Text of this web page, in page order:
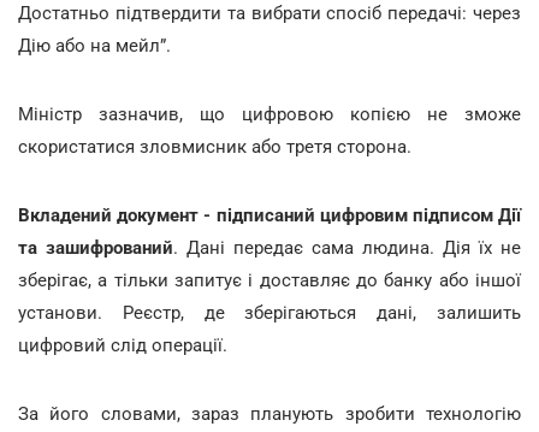
Достатньо підтвердити та вибрати спосіб передачі: через
Дію або на мейл”.
Міністр зазначив, що цифровою копією не зможе
скористатися зловмисник або третя сторона.
Вкладений документ - підписаний цифровим підписом Дії
та зашифрований. Дані передає сама людина. Дія їх не
зберігає, а тільки запитує і доставляє до банку або іншої
установи. Реєстр, де зберігаються дані, залишить
цифровий слід операції.
За його словами, зараз планують зробити технологію